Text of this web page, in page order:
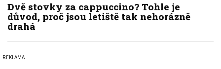
Dvě stovky za cappuccino? Tohle je
důvod, proč jsou letiště tak nehorázně
drahá